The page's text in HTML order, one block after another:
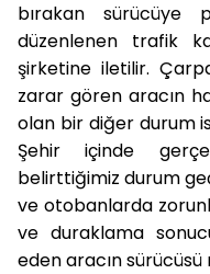
bırakan sürücüye
düzenlenen trafik
şirketine iletilir.
zarar gören aracın
olan bir diğer durum
Şehir içinde
belirttiğimiz durum
ve otobanlarda
ve duraklama
eden aracın sürücüsü